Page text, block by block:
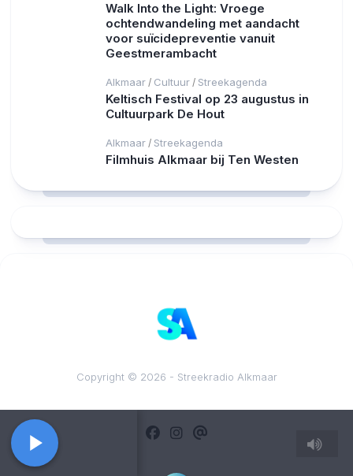
Walk Into the Light: Vroege
ochtendwandeling met aandacht
voor suïcidepreventie vanuit
Geestmerambacht
Alkmaar / Cultuur / Streekagenda
Keltisch Festival op 23 augustus in
Cultuurpark De Hout
Alkmaar / Streekagenda
Filmhuis Alkmaar bij Ten Westen
Copyright © 2026 - Streekradio Alkmaar